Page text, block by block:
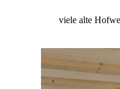
viele alte